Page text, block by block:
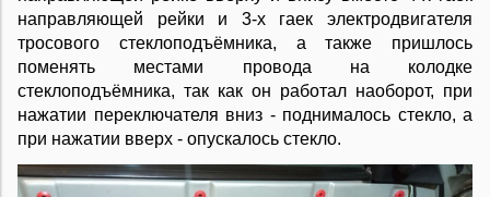
направляющей рейки и 3-х гаек электродвигателя
тросового стеклоподъёмника, а также пришлось
поменять местами провода на колодке
стеклоподъёмника, так как он работал наоборот, при
нажатии переключателя вниз - поднималось стекло, а
при нажатии вверх - опускалось стекло.